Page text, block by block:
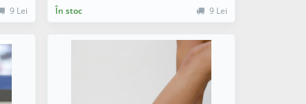
9 Lei În stoc 9 Lei